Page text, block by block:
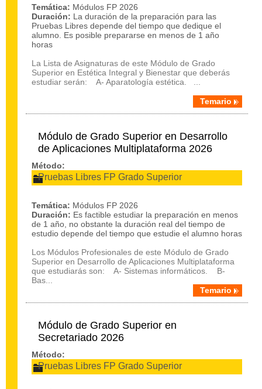
Temática: Módulos FP 2026
Duración: La duración de la preparación para las
Pruebas Libres depende del tiempo que dedique el
alumno. Es posible prepararse en menos de 1 año
horas
La Lista de Asignaturas de este Módulo de Grado
Superior en Estética Integral y Bienestar que deberás
estudiar serán: A- Aparatología estética. ...
Temario
Módulo de Grado Superior en Desarrollo
de Aplicaciones Multiplataforma 2026
Método:
Pruebas Libres FP Grado Superior
Temática: Módulos FP 2026
Duración: Es factible estudiar la preparación en menos
de 1 año, no obstante la duración real del tiempo de
estudio depende del tiempo que estudie el alumno horas
Los Módulos Profesionales de este Módulo de Grado
Superior en Desarrollo de Aplicaciones Multiplataforma
que estudiarás son: A- Sistemas informáticos. B-
Bas...
Temario
Módulo de Grado Superior en
Secretariado 2026
Método:
Pruebas Libres FP Grado Superior